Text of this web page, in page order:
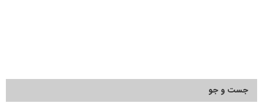
جست و جو